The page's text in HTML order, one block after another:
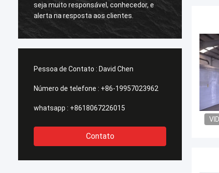
seja muito responsável, conhecedor, e
alerta na resposta aos clientes.
Pessoa de Contato : David Chen
Número de telefone : +86-19957023962
whatsapp : +8618067226015
Contato